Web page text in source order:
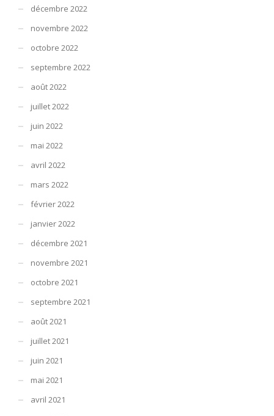
décembre 2022
novembre 2022
octobre 2022
septembre 2022
août 2022
juillet 2022
juin 2022
mai 2022
avril 2022
mars 2022
février 2022
janvier 2022
décembre 2021
novembre 2021
octobre 2021
septembre 2021
août 2021
juillet 2021
juin 2021
mai 2021
avril 2021